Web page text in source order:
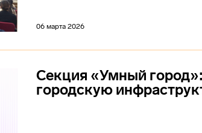
06 марта 2026
Секция «Умный
городскую